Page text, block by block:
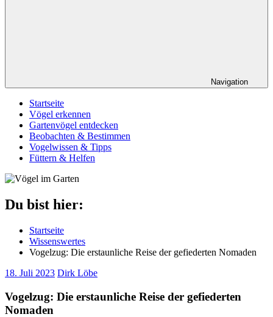
Navigation
Startseite
Vögel erkennen
Gartenvögel entdecken
Beobachten & Bestimmen
Vogelwissen & Tipps
Füttern & Helfen
Du bist hier:
Startseite
Wissenswertes
Vogelzug: Die erstaunliche Reise der gefiederten Nomaden
18. Juli 2023 Dirk Löbe
Vogelzug: Die erstaunliche Reise der gefiederten
Nomaden